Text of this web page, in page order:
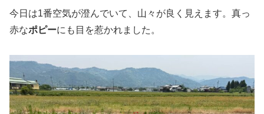
今日は1番空気が澄んでいて、山々が良く見えます。真っ
赤なポピーにも目を惹かれました。